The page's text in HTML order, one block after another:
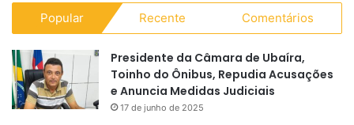
Popular Recente Comentários
Presidente da Câmara de Ubaíra,
Toinho do Ônibus, Repudia Acusações
e Anuncia Medidas Judiciais
17 de junho de 2025